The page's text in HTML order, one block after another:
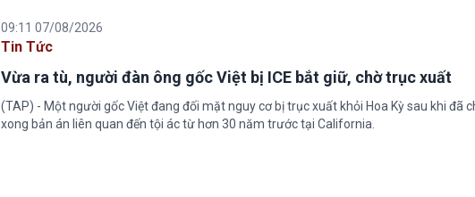
09:11 07/08/2026
Tin Tức
Vừa ra tù, người đàn ông gốc Việt bị ICE bắt giữ, chờ trục xuất
(TAP) - Một người gốc Việt đang đối mặt nguy cơ bị trục xuất khỏi Hoa Kỳ sau khi đã
xong bản án liên quan đến tội ác từ hơn 30 năm trước tại California.